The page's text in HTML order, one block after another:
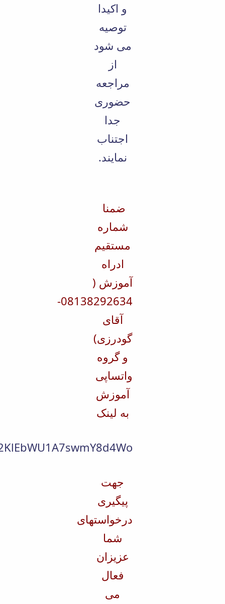
و اکیدا
توصیه
می شود
از
مراجعه
حضوری
جدا
اجتناب
نمایند.
ضمنا
شماره
مستقیم
ادراه
آموزش (
08138292634-
آقای
گودرزی)
و گروه
واتساپی
آموزش
به لینک
جهت
پیگیری
درخواستهای
شما
عزیزان
فعال
می